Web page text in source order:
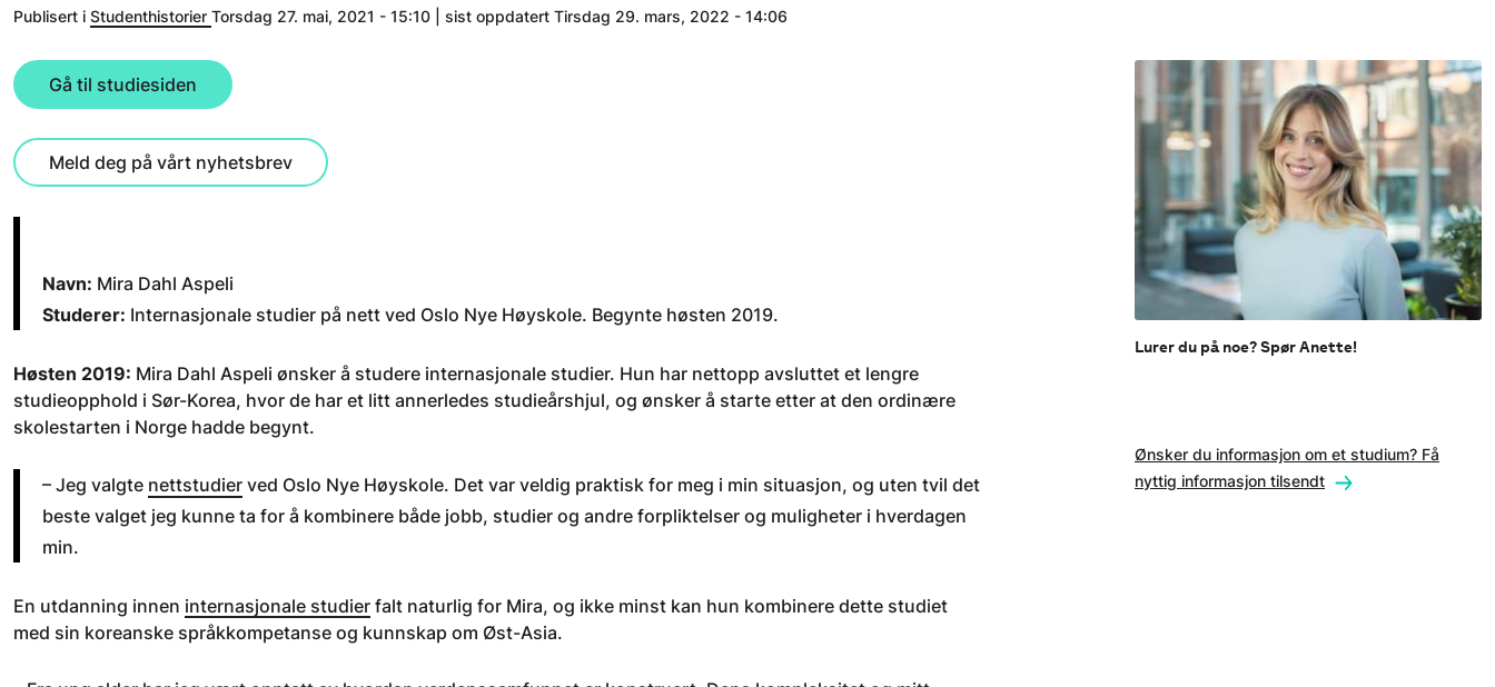
Publisert i Studenthistorier Torsdag 27. mai, 2021 - 15:10 | sist oppdatert Tirsdag 29. mars, 2022 - 14:06
Gå til studiesiden
Meld deg på vårt nyhetsbrev
Navn: Mira Dahl Aspeli
Studerer: Internasjonale studier på nett ved Oslo Nye Høyskole. Begynte høsten 2019.
Høsten 2019: Mira Dahl Aspeli ønsker å studere internasjonale studier. Hun har nettopp avsluttet et lengre
studieopphold i Sør-Korea, hvor de har et litt annerledes studieårshjul, og ønsker å starte etter at den ordinære
skolestarten i Norge hadde begynt.
– Jeg valgte nettstudier ved Oslo Nye Høyskole. Det var veldig praktisk for meg i min situasjon, og uten tvil det
beste valget jeg kunne ta for å kombinere både jobb, studier og andre forpliktelser og muligheter i hverdagen
min.
En utdanning innen internasjonale studier falt naturlig for Mira, og ikke minst kan hun kombinere dette studiet
med sin koreanske språkkompetanse og kunnskap om Øst-Asia.
Lurer du på noe? Spør Anette!
Ønsker du informasjon om et studium? Få
nyttig informasjon tilsendt